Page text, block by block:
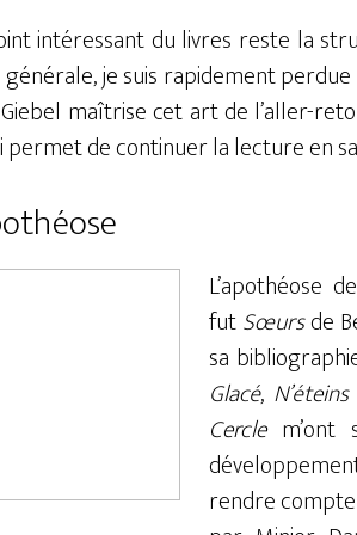
intéressant du livres reste la
je suis rapidement
maîtrise cet art de l’aller-
permet de continuer la lecture en
L’apothéose
futSœursde
sa
Glacé,
Cerclem’ont
rendre compte